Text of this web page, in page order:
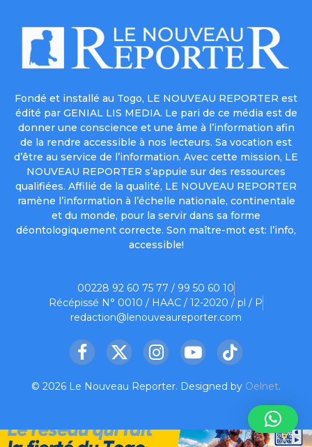
Fondé et installé au Togo, LE NOUVEAU REPORTER est
édité par GENIAL LIS MEDIA. Le pari de ce média est de
donner une conscience et une âme à l’information afin
de la rendre accessible à nos lecteurs. Sa vocation est
d’être au service de l’information. Avec cette mission, LE
NOUVEAU REPORTER s’appuie sur des ressources
qualifiées. Affilié de la qualité, LE NOUVEAU REPORTER
ramène l’information à l’échelle nationale, continentale
et du monde, pour la servir dans sa forme
déontologiquement correcte. Son maître-mot est: l’info,
accessible!
00228 92 60 75 77 / 99 50 60 10
Récépissé N° 0010 / HAAC / 12-2020 / pl / P
redaction@lenouveaureporter.com
Facebook
X
InstagramYouTubeTikTok
© 2026 Le Nouveau Reporter. Designed by Oelnet.